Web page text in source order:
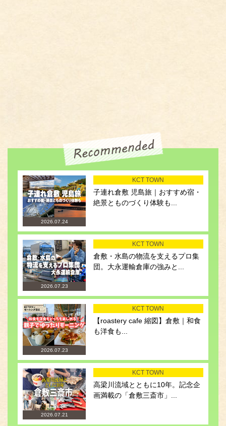
2026.07.24
KCT TOWN
子連れ倉敷 児島旅｜おすすめ宿・
絶景とものづくり体験も...
2026.07.23
KCT TOWN
倉敷・水島の物流を支えるプロ集
団。大永運輸倉庫の強みと...
2026.07.23
KCT TOWN
【roastery cafe 縮図】倉敷｜和食
も洋食も...
2026.07.21
KCT TOWN
高梁川流域とともに10年。記念企
画満載の「倉敷三斎市」...